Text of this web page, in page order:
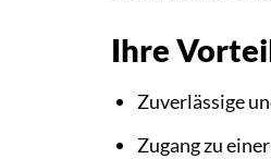
Ihre
Zuverlässige
Zugang zu